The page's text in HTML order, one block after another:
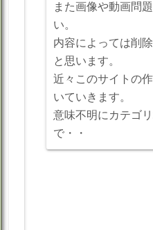
また画像や動画問
い。
内容によっては削
と思います。
近々このサイトの
いていきます。
意味不明にカテゴ
で・・